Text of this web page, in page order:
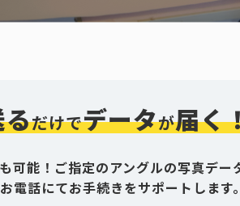
だけでデータが届く
可能！ご指定のアングルの写真デー
電話にてお手続きをサポートします。